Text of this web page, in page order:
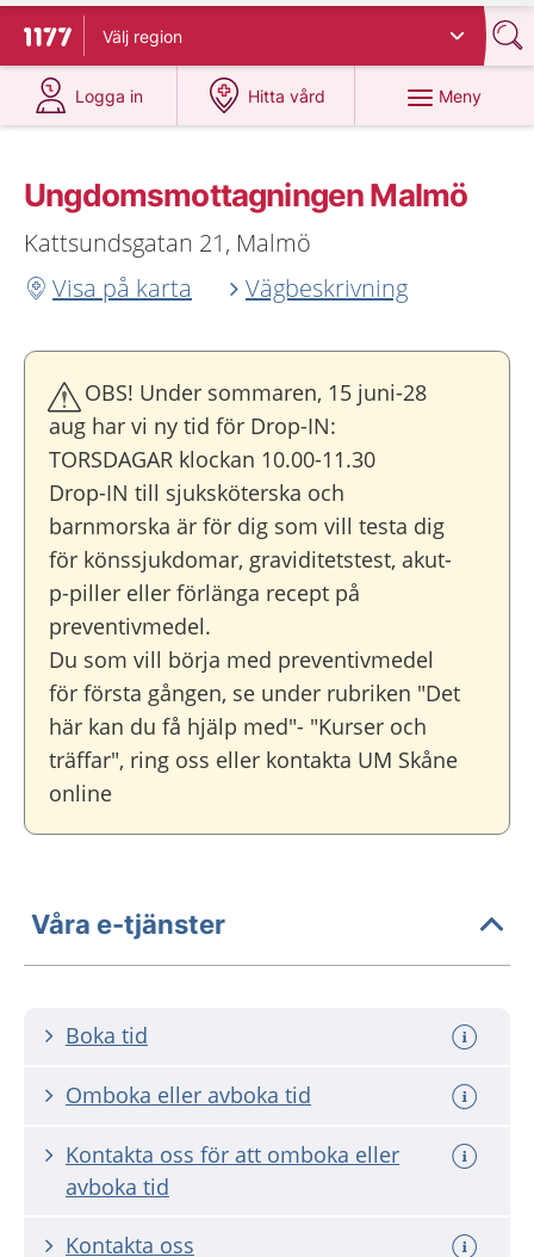
Till startsidan för 1177
Välj region
Logga in
på 1177.se
Hitta vård
på 1177.se
Meny
Ungdoms­mottagningen Malmö
Kattsundsgatan 21, Malmö
Visa på karta
Vägbeskrivning
OBS! Under sommaren, 15 juni-28
aug har vi ny tid för Drop-IN:
TORSDAGAR klockan 10.00-11.30
Drop-IN till sjuksköterska och
barnmorska är för dig som vill testa dig
för könssjukdomar, graviditetstest, akut-
p-piller eller förlänga recept på
preventivmedel.
Du som vill börja med preventivmedel
för första gången, se under rubriken "Det
här kan du få hjälp med"- "Kurser och
träffar", ring oss eller kontakta UM Skåne
online
Våra e-tjänster
Boka tid
Omboka eller avboka tid
Kontakta oss för att omboka eller
avboka tid
Kontakta oss